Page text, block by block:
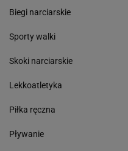
Biegi narciarskie
Sporty walki
Skoki narciarskie
Lekkoatletyka
Piłka ręczna
Pływanie